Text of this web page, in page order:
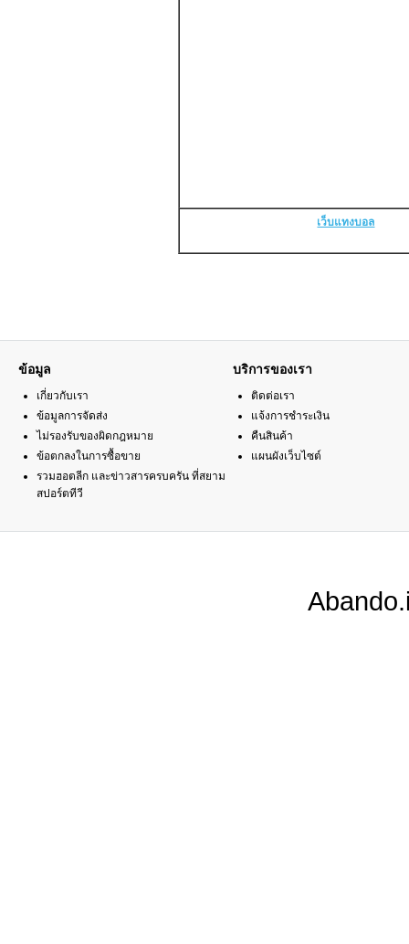
เว็บแทงบอล
ข้อมูล
เกี่ยวกับเรา
ข้อมูลการจัดส่ง
ไม่รองรับของผิดกฎหมาย
ข้อตกลงในการซื้อขาย
รวมฮอตลีก และข่าวสารครบครัน ที่สยาม
สปอร์ตทีวี
บริการของเรา
ติดต่อเรา
แจ้งการชำระเงิน
คืนสินค้า
แผนผังเว็บไซต์